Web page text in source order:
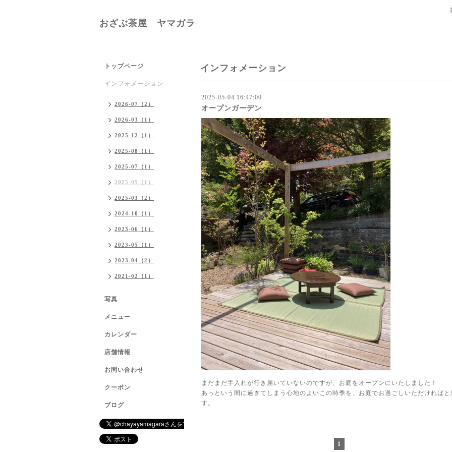
おざぶ茶屋 ヤマガラ
インフォメーション
2025-05-04 16:47:00
オープンガーデン
まだまだ手入れが行き届いていないのですが、お庭をオープンにいたしました！
あっという間に過ぎてしまう心地のよいこの時季を、お庭でお過ごしいただければと
す。
1
トップページ
インフォメーション
2026-07（2）
2026-03（1）
2025-12（1）
2025-08（1）
2025-07（1）
2025-05（1）
2025-03（2）
2024-10（1）
2023-06（1）
2023-05（1）
2023-04（2）
2021-02（1）
写真
メニュー
カレンダー
店舗情報
お問い合わせ
クーポン
ブログ